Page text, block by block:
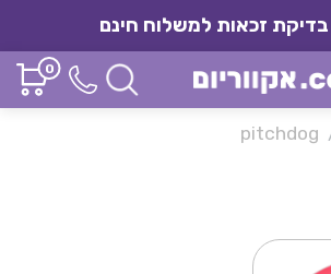
בדיקת זכאות למשלוח חינם
0
pitchdog